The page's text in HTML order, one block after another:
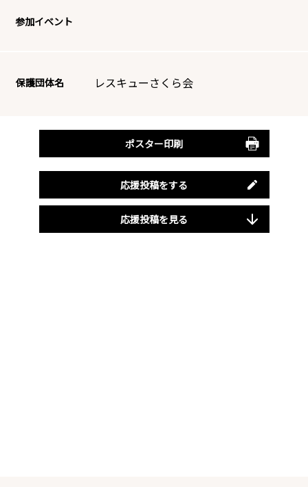
参加イベント
保護団体名 レスキューさくら会
ポスター印刷
応援投稿をする
応援投稿を見る